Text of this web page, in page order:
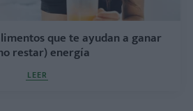
que te ayudan a ganar
restar) energía
LEER